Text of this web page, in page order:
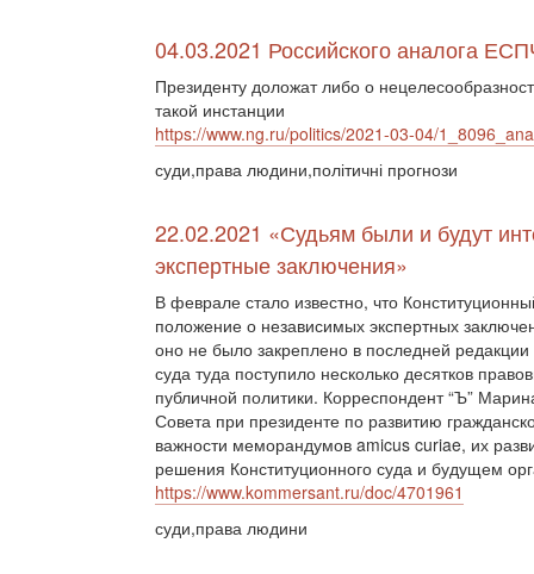
04.03.2021 Российского аналога
Президенту доложат либо о
такой инстанции
https://www.ng.ru/politics/2021-03-04/
суди,права людини,політичні прогнози
22.02.2021 «Судьям были и будут
экспертные заключения»
В феврале стало известно, что
положение о независимых экспертных
оно не было закреплено в последней
суда туда поступило несколько десятков
публичной политики. Корреспондент “Ъ”
Совета при президенте по развитию
важности меморандумов amicus curiae, их
решения Конституционного суда и будущем
https://www.kommersant.ru/doc/4701961
суди,права людини